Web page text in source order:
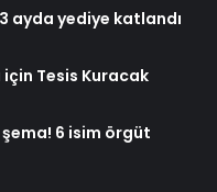
ayda yediye katlandı
için Tesis Kuracak
6 isim örgüt